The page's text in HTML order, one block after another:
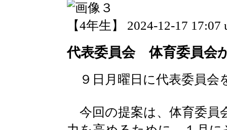
【4年生】 2024-12-17 17:07
代表委員会 体育委員会
９日月曜日に代表委員会
今回の提案は、体育委員